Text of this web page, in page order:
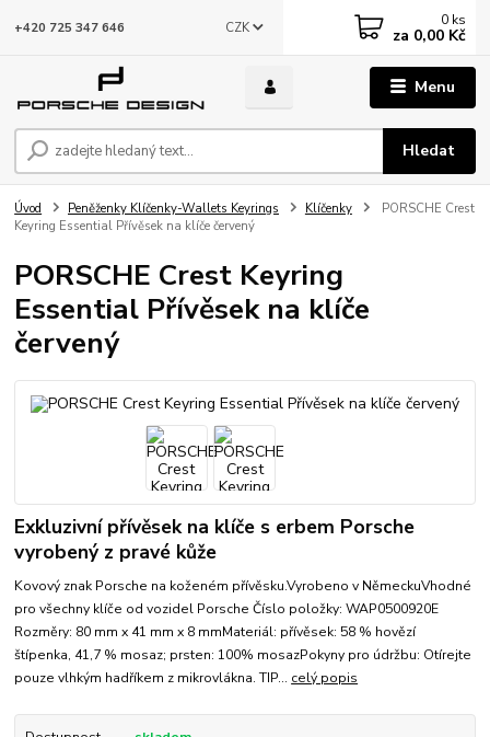
Menu
CZK
Hledat
+420 725 347 646 0 ks
za 0,00 Kč
Úvod Peněženky Klíčenky-Wallets Keyrings Klíčenky
PORSCHE Crest
Keyring Essential Přívěsek na klíče červený
PORSCHE Crest Keyring
Essential Přívěsek na klíče
červený
Exkluzivní přívěsek na klíče s erbem Porsche
vyrobený z pravé kůže
Kovový znak Porsche na koženém přívěsku.Vyrobeno v NěmeckuVhodné
pro všechny klíče od vozidel Porsche Číslo položky: WAP0500920E
Rozměry: 80 mm x 41 mm x 8 mmMateriál: přívěsek: 58 % hovězí
štípenka, 41,7 % mosaz; prsten: 100% mosazPokyny pro údržbu: Otírejte
pouze vlhkým hadříkem z mikrovlákna. TIP... celý popis